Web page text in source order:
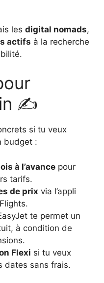
les digital nomads,
actifs à la recherche
✍
si tu veux
budget :
à l’avance pour
tarifs.
de prix via l’appli
te permet un
à condition de
Flexi si tu veux
dates sans frais.